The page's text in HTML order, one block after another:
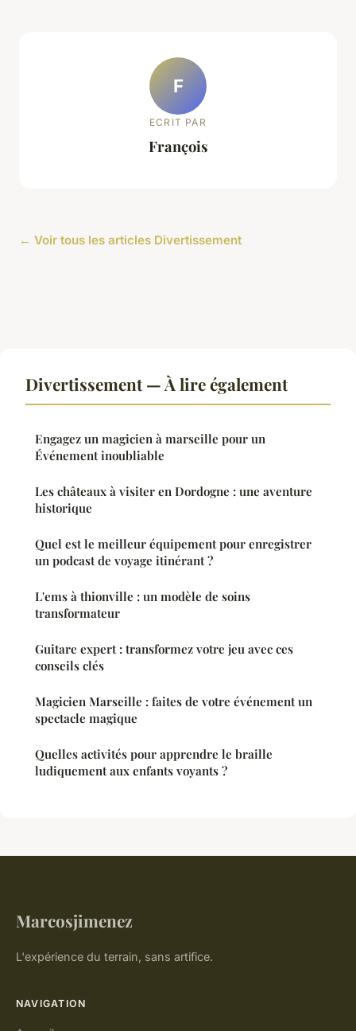
F
ECRIT PAR
François
← Voir tous les articles Divertissement
Divertissement — À lire également
Engagez un magicien à marseille pour un
Événement inoubliable
Les châteaux à visiter en Dordogne : une aventure
historique
Quel est le meilleur équipement pour enregistrer
un podcast de voyage itinérant ?
L'ems à thionville : un modèle de soins
transformateur
Guitare expert : transformez votre jeu avec ces
conseils clés
Magicien Marseille : faites de votre événement un
spectacle magique
Quelles activités pour apprendre le braille
ludiquement aux enfants voyants ?
Marcosjimenez
L'expérience du terrain, sans artifice.
NAVIGATION